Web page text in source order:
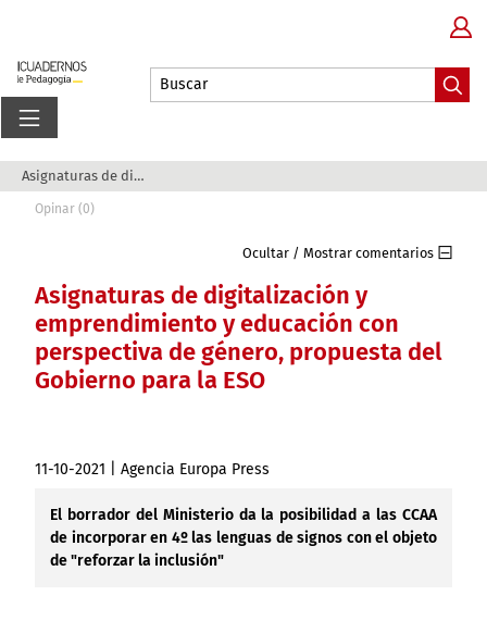
Asignaturas de digitalización y emprendimiento ...
Opinar (0)
Ocultar / Mostrar comentarios
Asignaturas de digitalización y
emprendimiento y educación con
perspectiva de género, propuesta del
Gobierno para la ESO
11-10-2021 | Agencia Europa Press
El borrador del Ministerio da la posibilidad a las CCAA
de incorporar en 4º las lenguas de signos con el objeto
de "reforzar la inclusión"